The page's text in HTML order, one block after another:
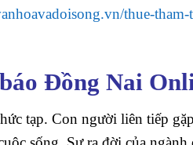
thue-
Đồng Nai
tạp. Con người liên tiếp